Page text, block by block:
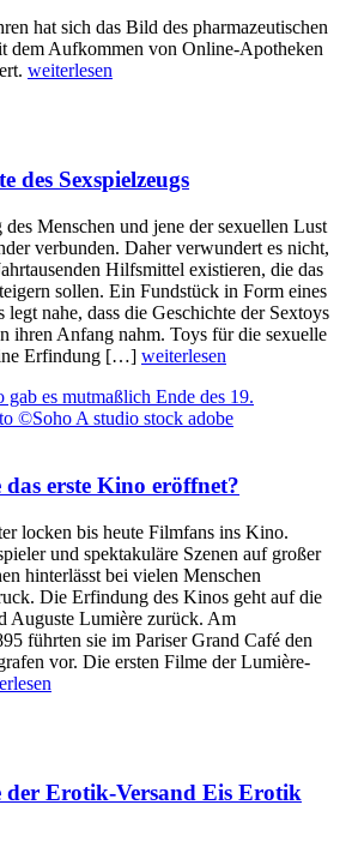
hat sich das Bild des pharmazeutischen
dem Aufkommen von Online-Apotheken
weiterlesen
des Sexspielzeugs
Menschen und jene der sexuellen Lust
verbunden. Daher verwundert es nicht,
Hilfsmittel existieren, die das
sollen. Ein Fundstück in Form eines
legt nahe, dass die Geschichte der Sextoys
ihren Anfang nahm. Toys für die sexuelle
Erfindung […] weiterlesen
erste Kino eröffnet?
locken bis heute Filmfans ins Kino.
und spektakuläre Szenen auf großer
hinterlässt bei vielen Menschen
Die Erfindung des Kinos geht auf die
Auguste Lumière zurück. Am
führten sie im Pariser Grand Café den
vor. Die ersten Filme der Lumière-
der Erotik-Versand Eis Erotik